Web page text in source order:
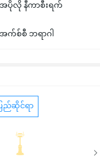
အပိုလို နီကာစီးရက်
အက်စ်စီ ဘရာဂါ
ည်ဆိုင်ရာ